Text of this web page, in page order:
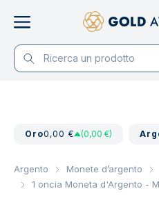
Oro0,00 € (0,00 €)
Argento Monete d’argento
1 oncia Moneta d'Argento -